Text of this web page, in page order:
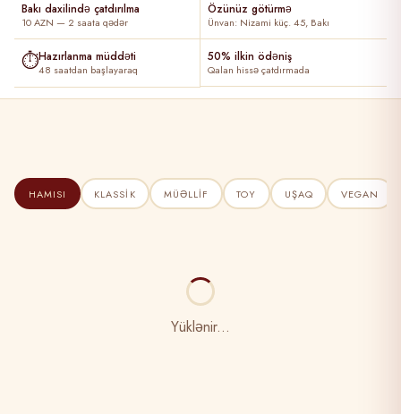
Bakı daxilində çatdırılma
10 AZN — 2 saata qədər
Özünüz götürmə
Ünvan: Nizami küç. 45, Bakı
⏱Hazırlanma müddəti
48 saatdan başlayaraq
50% ilkin ödəniş
Qalan hissə çatdırmada
HAMISI KLASSIK MÜƏLLIF TOY UŞAQ VEGAN
Yüklənir...